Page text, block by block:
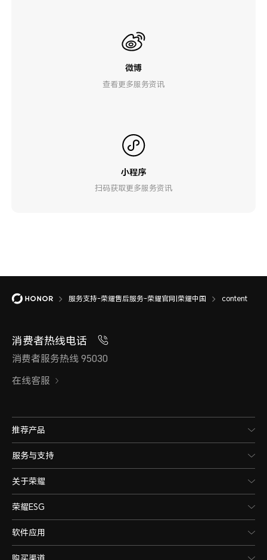
微博
查看更多服务资讯
小程序
扫码获取更多服务资讯
服务支持-荣耀售后服务-荣耀官网|荣耀中国 content
消费者热线电话
消费者服务热线 95030
在线客服
推荐产品
服务与支持
关于荣耀
荣耀ESG
软件应用
购买渠道